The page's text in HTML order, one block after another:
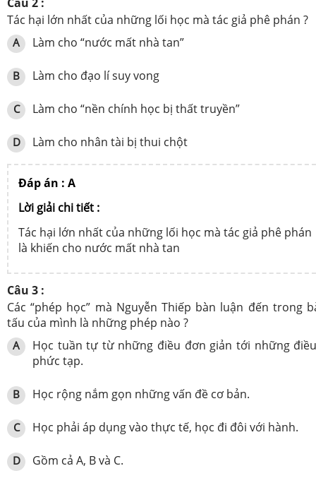
Tác hại lớn nhất của những lối học mà tác giả phê phán ?
A Làm cho “nước mất nhà tan”
B Làm cho đạo lí suy vong
C Làm cho “nền chính học bị thất truyền”
D Làm cho nhân tài bị thui chột
Đáp án : A
Lời giải chi tiết :
Tác hại lớn nhất của những lối học mà tác giả phê phán
là khiến cho nước mất nhà tan
Câu 3 :
Các “phép học” mà Nguyễn Thiếp bàn luận đến trong
tấu của mình là những phép nào ?
A
Học tuần tự từ những điều đơn giản tới những
phức tạp.
B Học rộng nắm gọn những vấn đề cơ bản.
C Học phải áp dụng vào thực tế, học đi đôi với hành.
D Gồm cả A, B và C.